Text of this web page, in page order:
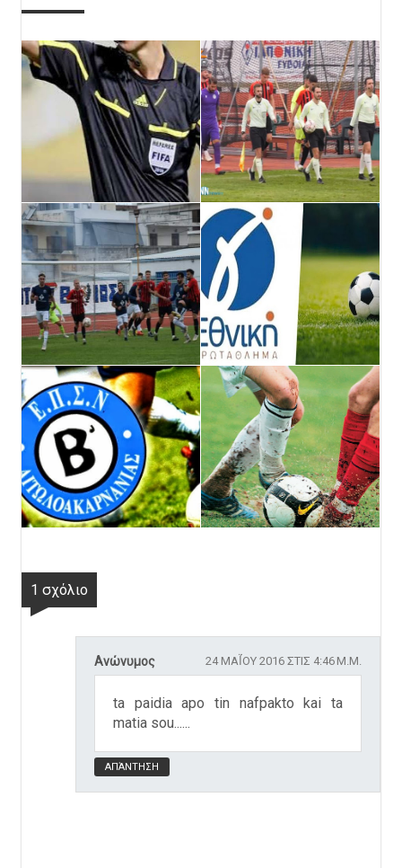
1 σχόλιο
Ανώνυμος 24 ΜΑΪ́ΟΥ 2016 ΣΤΙΣ 4:46 Μ.Μ.
ta paidia apo tin nafpakto kai ta
matia sou......
ΑΠΆΝΤΗΣΗ